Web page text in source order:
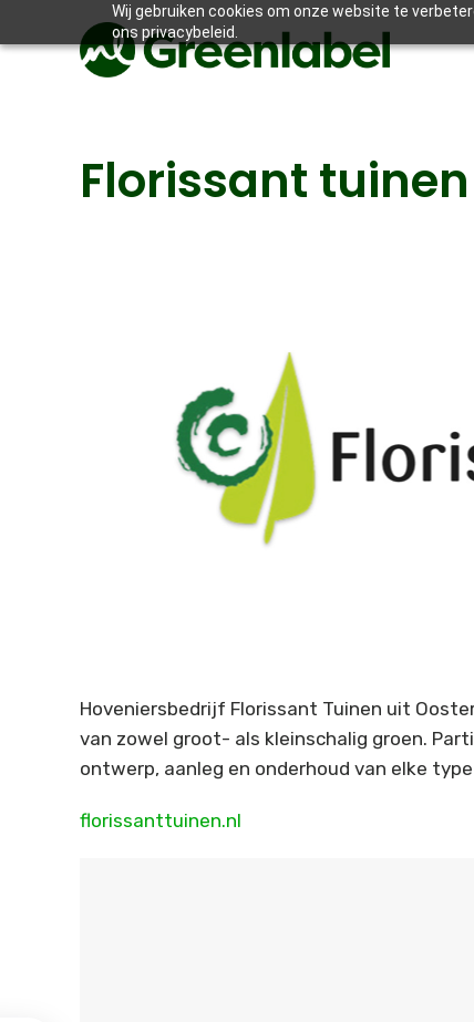
Wij gebruiken cookies om onze website te
ons privacybeleid.
Florissant tuinen
Hoveniersbedrijf Florissant Tuinen uit
van zowel groot- als kleinschalig groen.
ontwerp, aanleg en onderhoud van elke
florissanttuinen.nl